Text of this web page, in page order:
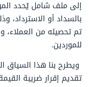
إلى ملف شامل يُحدد
بالسداد أو الاسترداد،
تم تحصيله من
للموردين.
ويطرح بنا هذا السياق
تقديم إقرار ضريبة